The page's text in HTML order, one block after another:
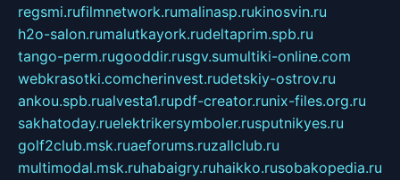
regsmi.rufilmnetwork.rumalinasp.rukinosvin.ru
h2o-salon.rumalutkayork.rudeltaprim.spb.ru
tango-perm.rugooddir.rusgv.sumultiki-online.com
webkrasotki.comcherinvest.rudetskiy-ostrov.ru
ankou.spb.rualvesta1.rupdf-creator.runix-files.org.ru
sakhatoday.ruelektrikersymboler.rusputnikyes.ru
golf2club.msk.ruaeforums.ruzallclub.ru
multimodal.msk.ruhabaigry.ruhaikko.rusobakopedia.ru